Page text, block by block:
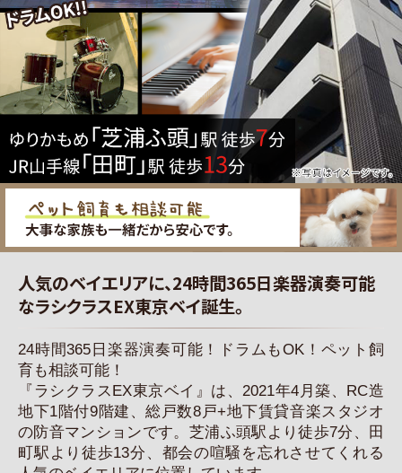
人気のベイエリアに、24時間365日楽器演奏可能
なラシクラスEX東京ベイ誕生。
24時間365日楽器演奏可能！ドラムもOK！ペット飼
育も相談可能！
『ラシクラスEX東京ベイ』は、2021年4月築、RC造
地下1階付9階建、総戸数8戸+地下賃貸音楽スタジオ
の防音マンションです。芝浦ふ頭駅より徒歩7分、田
町駅より徒歩13分、都会の喧騒を忘れさせてくれる